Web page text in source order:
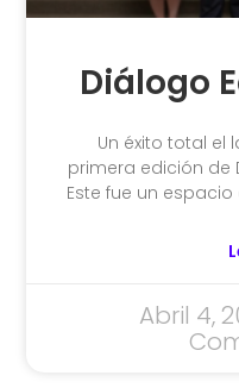
Diálogo
Un éxito total el
primera edición de
Este fue un
Abril 4,